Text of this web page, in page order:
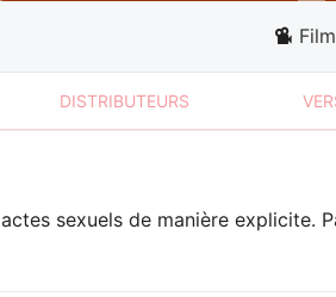
DISTRIBUTEURS
sexuels de manière explicite.